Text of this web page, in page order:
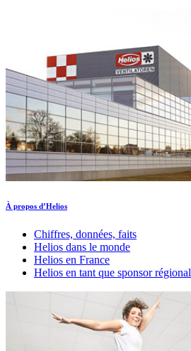
À propos d’Helios
Chiffres, données, faits
Helios dans le monde
Helios en France
Helios en tant que sponsor régional